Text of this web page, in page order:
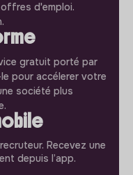
d'emploi.
gratuit porté par
pour accélerer votre
société plus
Recevez une
depuis l’app.